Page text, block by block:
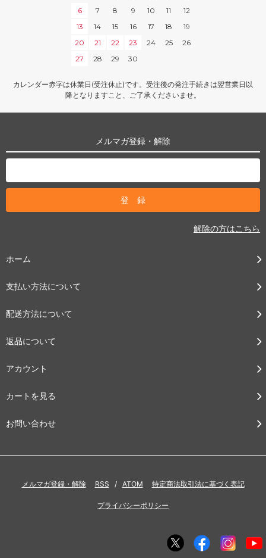
6
7 8 9 10 11
12
13
14 15 16 17 18
19
20
21 22 23 24 25
26
27
28 29 30
カレンダー赤字は休業日(受注休止)です。受注後の発注手続きは翌営業日以
降となりますこと、ご了承くださいませ。
メルマガ登録・解除
解除の方はこちら
ホーム
支払い方法について
配送方法について
返品について
アカウント
カートを見る
お問い合わせ
メルマガ登録・解除 RSS / ATOM 特定商法取引法に基づく表記
プライバシーポリシー